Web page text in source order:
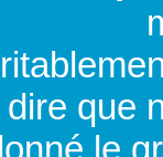
dire que
le